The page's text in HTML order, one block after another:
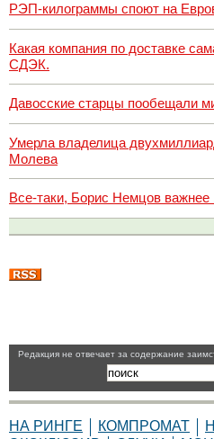
РЭП-килограммы споют на
Какая компания по доставке
СДЭК.
Давосские старцы пообещали
Умерла владелица
Молева
Все-таки, Борис Немцов важнее
Pедакция не отвечает за содержание
НА РИНГЕ КОМПРОМАТ